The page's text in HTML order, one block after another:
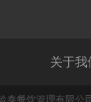
关于我
餐饮管理有限公